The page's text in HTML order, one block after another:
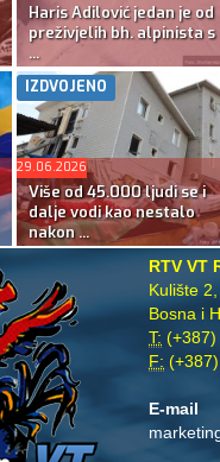
Haris Adilović jedan je od
preživjelih bh. alpinista s
...
IZDVOJENO
29.06.2026
Više od 45.000 ljudi se i
dalje vodi kao nestalo
nakon ...
RTV VT
Kulište
Bosna i
T: (+387)
F:
E-mail